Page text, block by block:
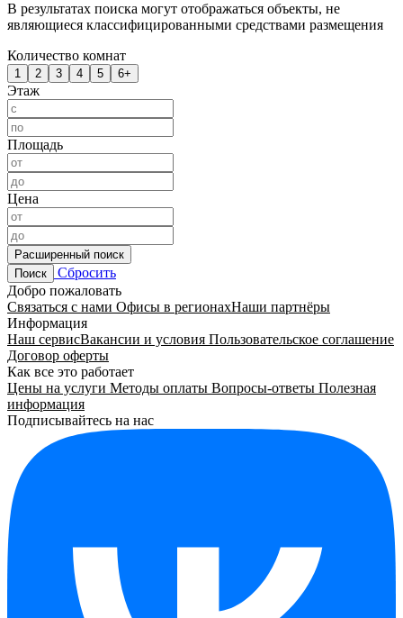
В результатах поиска могут отображаться объекты, не
являющиеся классифицированными средствами размещения
Количество комнат
1 2 3 4 5 6+
Этаж
Площадь
Цена
Расширенный поиск
Поиск
Сбросить
Добро пожаловать
Связаться с нами Офисы в регионахНаши партнёры
Информация
Наш сервисВакансии и условия Пользовательское соглашение
Договор оферты
Как все это работает
Цены на услуги Методы оплаты Вопросы-ответы Полезная
информация
Подписывайтесь на нас